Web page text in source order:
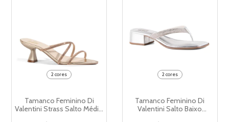
2 cores
Tamanco Feminino Di
Valentini Strass Salto Médio
2 cores
Tamanco Feminino Di
Valentini Salto Baixo